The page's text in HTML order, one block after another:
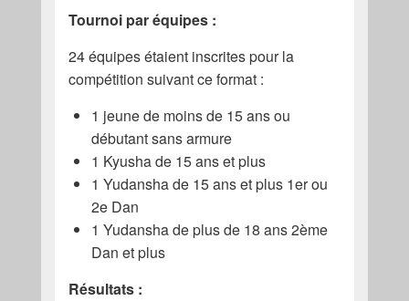
Tournoi par équipes :
24 équipes étaient inscrites pour la
compétition suivant ce format :
1 jeune de moins de 15 ans ou
débutant sans armure
1 Kyusha de 15 ans et plus
1 Yudansha de 15 ans et plus 1er ou
2e Dan
1 Yudansha de plus de 18 ans 2ème
Dan et plus
Résultats :